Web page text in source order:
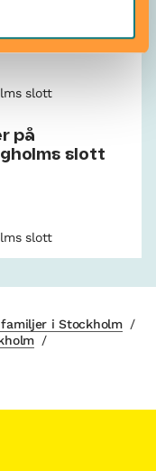
åldrar
slott
på
slott
slott
i Stockholm /
/